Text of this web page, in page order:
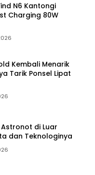
N6 Kantongi
Charging 80W
Kembali Menarik
Tarik Ponsel Lipat
di Luar
dan Teknologinya